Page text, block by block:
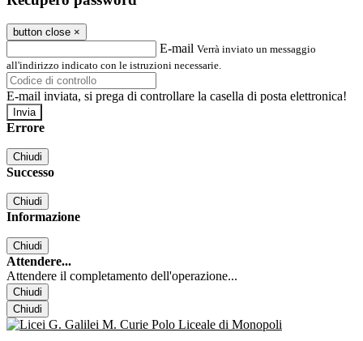
button close ×
E-mail Verrà inviato un messaggio
all'indirizzo indicato con le istruzioni necessarie.
E-mail inviata, si prega di controllare la casella di posta elettronica!
Errore
Chiudi
Successo
Chiudi
Informazione
Chiudi
Attendere...
Attendere il completamento dell'operazione...
Chiudi
Chiudi